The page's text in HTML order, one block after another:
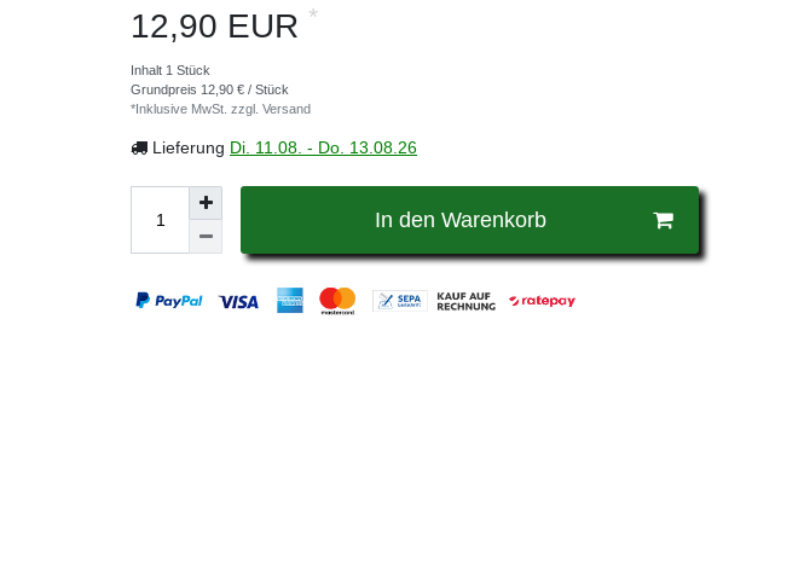
12,90 EUR *
Inhalt 1 Stück
Grundpreis 12,90 € / Stück
*Inklusive MwSt. zzgl. Versand
Lieferung Di. 11.08. - Do. 13.08.26
In den Warenkorb